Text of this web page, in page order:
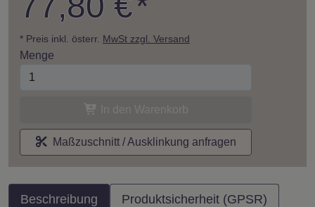
* Preis inkl. österr. MwSt zzgl. Versand
Menge
Maßzuschnitt / Ausklinkung anfragen
Beschreibung Produktsicherheit (GPSR)